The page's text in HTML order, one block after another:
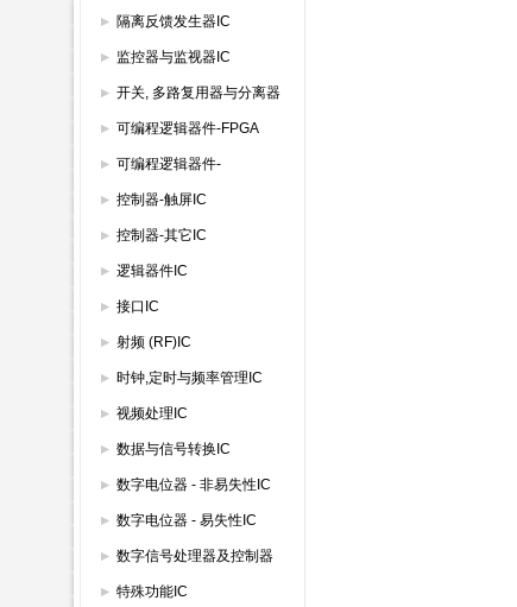
隔离反馈发生器IC
监控器与监视器IC
开关, 多路复用器与分离器
IC
可编程逻辑器件-FPGA
可编程逻辑器件-
GAL/PAL/SPLD
控制器-触屏IC
控制器-其它IC
逻辑器件IC
接口IC
射频 (RF)IC
时钟,定时与频率管理IC
视频处理IC
数据与信号转换IC
数字电位器 - 非易失性IC
数字电位器 - 易失性IC
数字信号处理器及控制器
特殊功能IC